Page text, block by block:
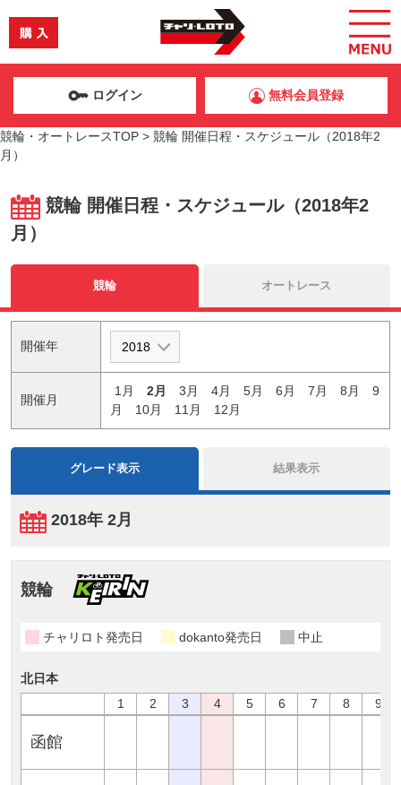
ログイン 無料会員登録
競輪・オートレースTOP > 競輪 開催日程・スケジュール（2018年2
月）
競輪 開催日程・スケジュール（2018年2
月）
競輪 オートレース
開催年
開催月
1月 2月 3月 4月 5月 6月 7月 8月
9
月
10月 11月 12月
グレード表示 結果表示
2018年 2月
競輪
チャリロト発売日 dokanto発売日 中止
北日本
1
2 3 4 5 6 7 8 9
函館